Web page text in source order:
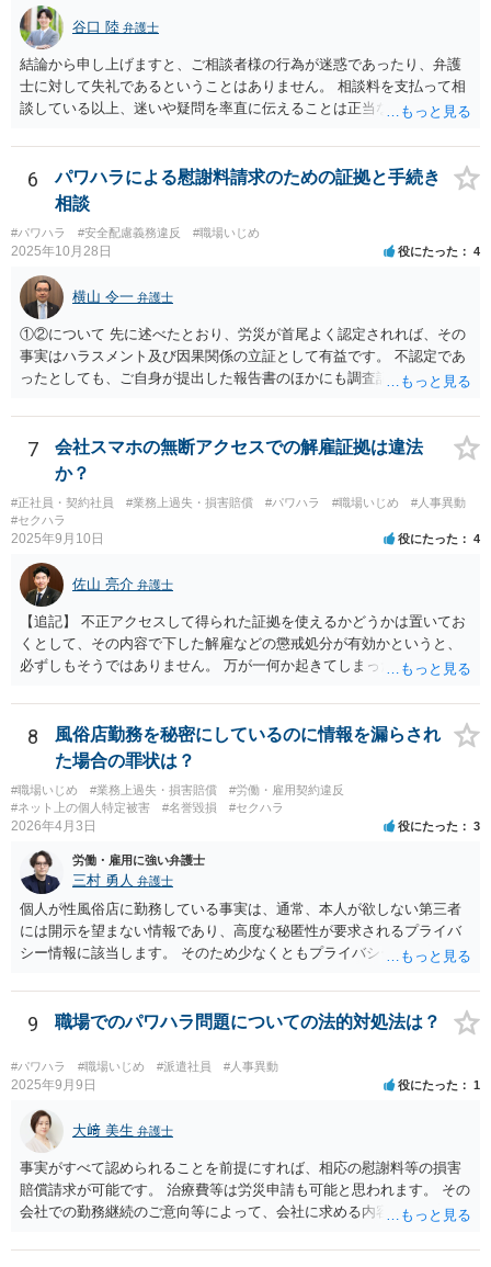
谷口 陸 弁護士
結論から申し上げますと、ご相談者様の行為が迷惑であったり、弁護
士に対して失礼であるということはありません。 相談料を支払って相
談している以上、迷いや疑問を率直に伝えることは正当な行為です。
に解決している中で個人を訴える案件は、法的・実務的にハードルが
高く、実益も乏しいと判断されやすいため、対応をためらう弁護士が
多いという事情があります。ただし、それを理由に怒鳴ったり感情的
に対応することは、適切とは言えません。 また、複数の弁護士に相談
すること自体も全く失礼ではありません。相性や考え方を見極めるた
めに意見を聞くことは、ごく自然なことです。 本件は「法的に可能
か」と「お気持ちの整理」との間で悩まれている状況と拝察します。
結果の見通しや実益を踏まえつつ、納得できる判断ができるよう、冷
静に話を聞いてくれる弁護士を選ばれることが大切だと思います。 少
しでもご参考になれば幸いです。
6
パワハラによる慰謝料請求のための証拠と手続き
相談
#パワハラ #安全配慮義務違反 #職場いじめ
2025年10月28日 役にたった 4
横山 令一 弁護士
①②について 先に述べたとおり、労災が首尾よく認定されれば、その
事実はハラスメント及び因果関係の立証として有益です。 不認定であ
ったとしても、ご自身が提出した報告書のほかにも調査記録が残ると
請をしておくことをお勧めします。 ③について 「会社への請求を行わ
ない」という文言に上司個人を含むとは解釈しえませんので、お見込
みのとおり、上司個人への影響は考えられません。
7
会社スマホの無断アクセスでの解雇証拠は違法
か？
#正社員・契約社員 #業務上過失・損害賠償 #パワハラ #職場いじめ
#人事異動
#セクハラ
2025年9月10日 役にたった 4
佐山 亮介 弁護士
【追記】 不正アクセスして得られた証拠を使えるかどうかは置いてお
くとして、その内容で下した解雇などの懲戒処分が有効かというと、
必ずしもそうではありません。 万が一何か起きてしまった場合は処分
8
風俗店勤務を秘密にしているのに情報を漏らされ
た場合の罪状は？
#職場いじめ #業務上過失・損害賠償
#労働・雇用契約違反
#ネット上の個人特定被害
#名誉毀損 #セクハラ
2026年4月3日 役にたった 3
労働・雇用に強い弁護士
三村 勇人 弁護士
個人が性風俗店に勤務している事実は、通常、本人が欲しない第三者
には開示を望まない情報であり、高度な秘匿性が要求されるプライバ
シー情報に該当します。 そのため少なくともプライバシー権侵害にあ
われます。
9 職場でのパワハラ問題についての法的対処法は？
#パワハラ #職場いじめ #派遣社員 #人事異動
2025年9月9日 役にたった 1
大﨑 美生 弁護士
事実がすべて認められることを前提にすれば、相応の慰謝料等の損害
賠償請求が可能です。 治療費等は労災申請も可能と思われます。 その
会社での勤務継続のご意向等によって、会社に求める内容や、加害者
弁護士にご相談いただくのがよろしいと思います。弁護士によって方